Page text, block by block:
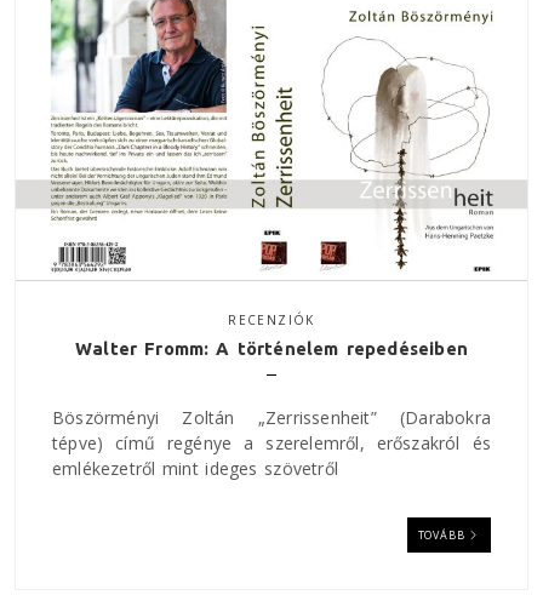
RECENZIÓK
Walter Fromm: A történelem repedéseiben
Böszörményi Zoltán „Zerrissenheit” (Darabokra
tépve) című regénye a szerelemről, erőszakról és
emlékezetről mint ideges szövetről
TOVÁBB